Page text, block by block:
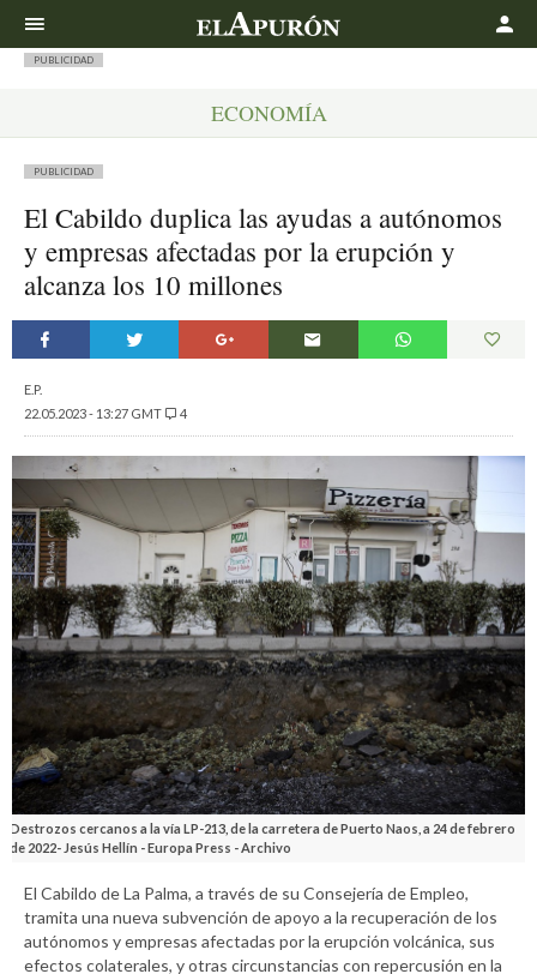
PUBLICIDAD
ECONOMÍA
PUBLICIDAD
El Cabildo duplica las ayudas a autónomos
y empresas afectadas por la erupción y
alcanza los 10 millones
E.P.
22.05.2023 - 13:27 GMT
4
Destrozos cercanos a la vía LP-213, de la carretera de Puerto Naos, a 24 de febrero
de 2022- Jesús Hellín - Europa Press - Archivo
El Cabildo de La Palma, a través de su Consejería de Empleo,
tramita una nueva subvención de apoyo a la recuperación de los
autónomos y empresas afectadas por la erupción volcánica, sus
efectos colaterales, y otras circunstancias con repercusión en la